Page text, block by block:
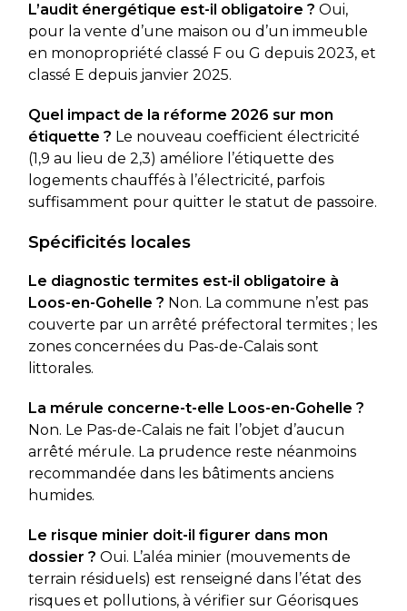
L’audit énergétique est-il obligatoire ? Oui,
pour la vente d’une maison ou d’un immeuble
en monopropriété classé F ou G depuis 2023, et
classé E depuis janvier 2025.
Quel impact de la réforme 2026 sur mon
étiquette ? Le nouveau coefficient électricité
(1,9 au lieu de 2,3) améliore l’étiquette des
logements chauffés à l’électricité, parfois
suffisamment pour quitter le statut de passoire.
Spécificités locales
Le diagnostic termites est-il obligatoire à
Loos-en-Gohelle ? Non. La commune n’est pas
couverte par un arrêté préfectoral termites ; les
zones concernées du Pas-de-Calais sont
littorales.
La mérule concerne-t-elle Loos-en-Gohelle ?
Non. Le Pas-de-Calais ne fait l’objet d’aucun
arrêté mérule. La prudence reste néanmoins
recommandée dans les bâtiments anciens
humides.
Le risque minier doit-il figurer dans mon
dossier ? Oui. L’aléa minier (mouvements de
terrain résiduels) est renseigné dans l’état des
risques et pollutions, à vérifier sur Géorisques